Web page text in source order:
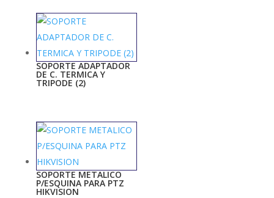
SOPORTE ADAPTADOR
DE C. TERMICA Y
TRIPODE (2)
SOPORTE METALICO
P/ESQUINA PARA PTZ
HIKVISION